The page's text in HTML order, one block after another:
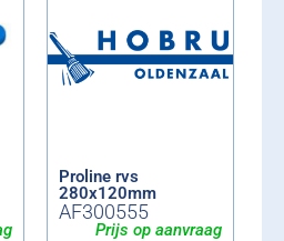
Proline rvs
280x120mm
AF300555
Prijs op aanvraag